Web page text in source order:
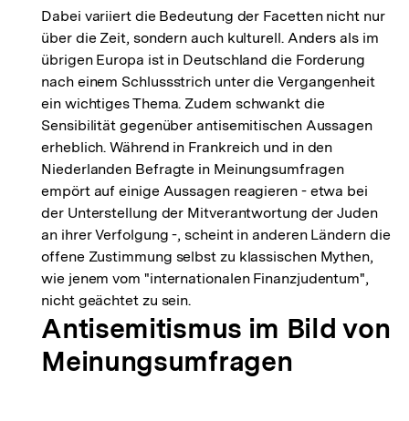
Dabei variiert die Bedeutung der Facetten nicht nur
über die Zeit, sondern auch kulturell. Anders als im
übrigen Europa ist in Deutschland die Forderung
nach einem Schlussstrich unter die Vergangenheit
ein wichtiges Thema. Zudem schwankt die
Sensibilität gegenüber antisemitischen Aussagen
erheblich. Während in Frankreich und in den
Niederlanden Befragte in Meinungsumfragen
empört auf einige Aussagen reagieren - etwa bei
der Unterstellung der Mitverantwortung der Juden
an ihrer Verfolgung -, scheint in anderen Ländern die
offene Zustimmung selbst zu klassischen Mythen,
wie jenem vom "internationalen Finanzjudentum",
nicht geächtet zu sein.
Antisemitismus im Bild von
Meinungsumfragen